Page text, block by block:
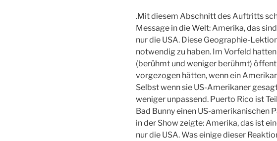
.Mit diesem Abschnitt des Auftritts
Message in die Welt: Amerika, das
nur die USA. Diese Geographie-
notwendig zu haben. Im Vorfeld
(berühmt und weniger berühmt)
vorgezogen hätten, wenn ein
Selbst wenn sie US-Amerikaner
weniger unpassend. Puerto Rico ist
Bad Bunny einen US-amerikanischen
in der Show zeigte: Amerika, das ist
nur die USA. Was einige dieser